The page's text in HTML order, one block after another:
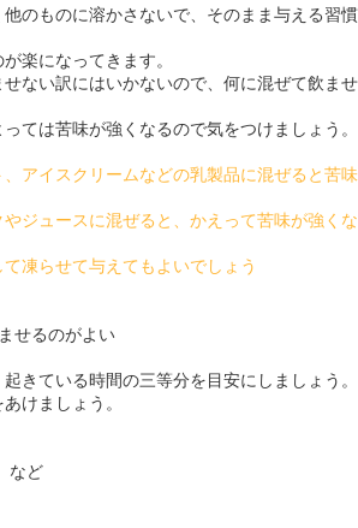
のものに溶かさないで、そのまま与える習慣
楽になってきます。
ない訳にはいかないので、何に混ぜて飲ませ
ては苦味が強くなるので気をつけましょう。
、アイスクリームなどの乳製品に混ぜると苦味
ュースに混ぜると、かえって苦味が強くな
らせて与えてもよいでしょう
せるのがよい
きている時間の三等分を目安にしましょう。
けましょう。
ど